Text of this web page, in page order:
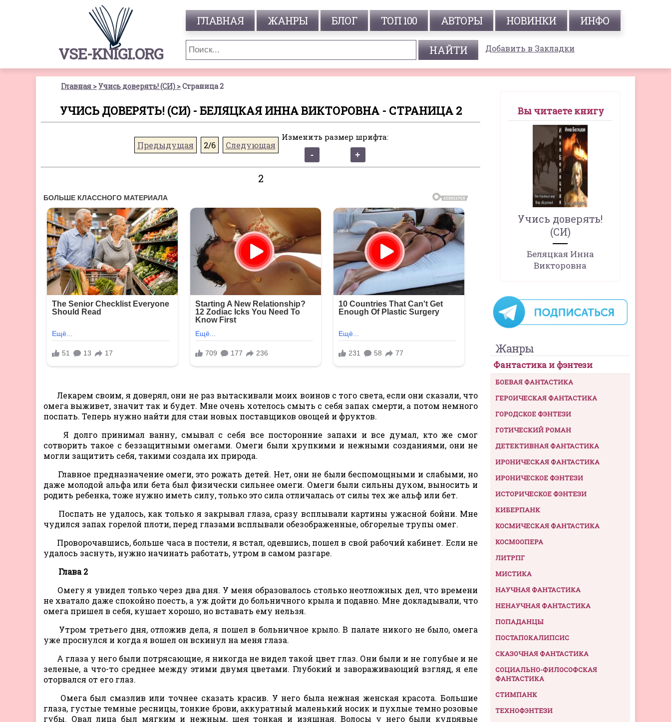
VSE-KNIGI.ORG
ГЛАВНАЯ ЖАНРЫ БЛОГ ТОП 100 АВТОРЫ НОВИНКИ ИНФО
Добавить в Закладки
Главная Учись доверять! (СИ) Страница 2
УЧИСЬ ДОВЕРЯТЬ! (СИ) - БЕЛЯЦКАЯ ИННА ВИКТОРОВНА - СТРАНИЦА 2
Предыдущая 2/6 Следующая
Изменить размер шрифта:
2
Лекарем своим, я доверял, они не раз вытаскивали моих воинов с того света, если они сказали, что
омега выживет, значит так и будет. Мне очень хотелось смыть с себя запах смерти, а потом немного
поспать. Теперь нужно найти для стаи новых поставщиков овощей и фруктов.
Я долго принимал ванну, смывал с себя все посторонние запахи и все думал, кто же смог
сотворить такое с беззащитными омегами. Омеги были хрупкими и нежными созданиями, они не
могли защитить себя, такими создала их природа.
Главное предназначение омеги, это рожать детей. Нет, они не были беспомощными и слабыми, но
даже молодой альфа или бета был физически сильнее омеги. Омеги были сильны духом, выносить и
родить ребенка, тоже нужно иметь силу, только это сила отличалась от силы тех же альф или бет.
Поспать не удалось, как только я закрывал глаза, сразу всплывали картины ужасной бойни. Мне
чудился запах горелой плоти, перед глазами всплывали обезображенные, обгорелые трупы омег.
Проворочавшись, больше часа в постели, я встал, одевшись, пошел в свой рабочий кабинет. Если не
удалось заснуть, нужно начинать работать, утром в самом разгаре.
Глава 2
Омегу я увидел только через два дня. У меня образовалось столько неотложных дел, что времени
не хватало даже спокойно поесть, а уж дойти до больничного крыла и подавно. Мне докладывали, что
омега пришел в себя, кушает хорошо, но вставать ему нельзя.
Утром третьего дня, отложив дела, я пошел в больничное крыло. В палате никого не было, омега
уже проснулся и когда я вошел он вскинул на меня глаза.
А глаза у него были потрясающие, я никогда не видел такой цвет глаз. Они были и не голубые и не
зеленые, а что-то среднее между этими двумя цветами. Глубокий и завораживающий взгляд, я еле
оторвался от его глаз.
Омега был смазлив или точнее сказать красив. У него была нежная женская красота. Большие
глаза, густые темные ресницы, тонкие брови, аккуратный маленький носик и пухлые темно розовые
губы. Овал лица был мягким и нежным, шея тонкая и изящная. Волосы у него были кудрявые
Вы читаете книгу
Учись доверять!
(СИ)
Беляцкая Инна
Викторовна
Жанры
Фантастика и фэнтези
БОЕВАЯ ФАНТАСТИКА
ГЕРОИЧЕСКАЯ ФАНТАСТИКА
ГОРОДСКОЕ ФЭНТЕЗИ
ГОТИЧЕСКИЙ РОМАН
ДЕТЕКТИВНАЯ ФАНТАСТИКА
ИРОНИЧЕСКАЯ ФАНТАСТИКА
ИРОНИЧЕСКОЕ ФЭНТЕЗИ
ИСТОРИЧЕСКОЕ ФЭНТЕЗИ
КИБЕРПАНК
КОСМИЧЕСКАЯ ФАНТАСТИКА
КОСМООПЕРА
ЛИТРПГ
МИСТИКА
НАУЧНАЯ ФАНТАСТИКА
НЕНАУЧНАЯ ФАНТАСТИКА
ПОПАДАНЦЫ
ПОСТАПОКАЛИПСИС
СКАЗОЧНАЯ ФАНТАСТИКА
СОЦИАЛЬНО-ФИЛОСОФСКАЯ
ФАНТАСТИКА
СТИМПАНК
ТЕХНОФЭНТЕЗИ